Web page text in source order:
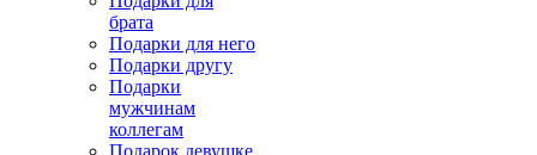
брата
Подарки для него
Подарки другу
Подарки
мужчинам
коллегам
Подарок девушке